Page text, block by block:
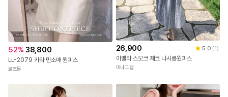
52% 38,800
LL-2079 카라 민소매 원피스
로즈몽
26,900 5.0 (1)
아벨라 스모크 체크 나시롱원피스
미나그램